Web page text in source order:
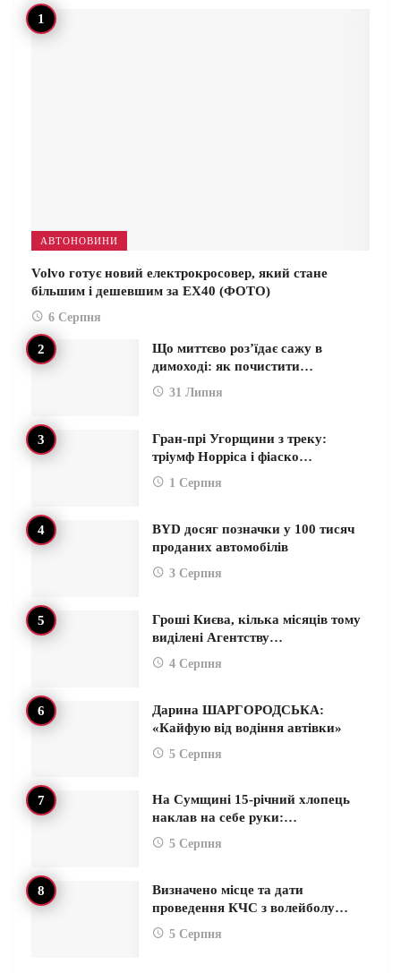
АВТОНОВИНИ
Volvo готує новий електрокросовер, який стане
більшим і дешевшим за EX40 (ФОТО)
6 Серпня
Що миттєво роз’їдає сажу в
димоході: як почистити…
31 Липня
Гран-прі Угорщини з треку:
тріумф Норріса і фіаско…
1 Серпня
BYD досяг позначки у 100 тисяч
проданих автомобілів
3 Серпня
Гроші Києва, кілька місяців тому
виділені Агентству…
4 Серпня
Дарина ШАРГОРОДСЬКА:
«Кайфую від водіння автівки»
5 Серпня
На Сумщині 15-річний хлопець
наклав на себе руки:…
5 Серпня
Визначено місце та дати
проведення КЧС з волейболу…
5 Серпня